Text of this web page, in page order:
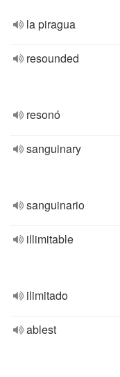
la piragua
resounded
resonó
sanguinary
sanguinario
illimitable
ilimitado
ablest